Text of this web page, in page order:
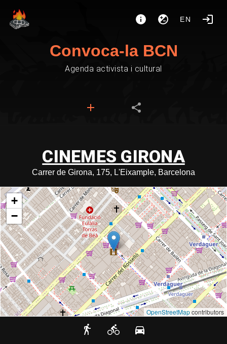
EN
Convoca-la BCN
Agenda activista i cultural
CINEMES GIRONA
Carrer de Girona, 175, L'Eixample, Barcelona
+
−
OpenStreetMapcontributors